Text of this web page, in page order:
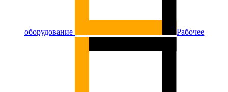
оборудование Рабочее